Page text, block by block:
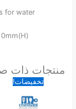
for water
منتجات ذات
تخفيضات!السعر
الأصلي